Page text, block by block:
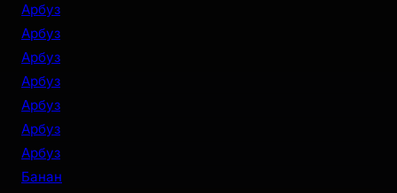
Арбуз
Арбуз
Арбуз
Арбуз
Арбуз
Арбуз
Арбуз
Банан